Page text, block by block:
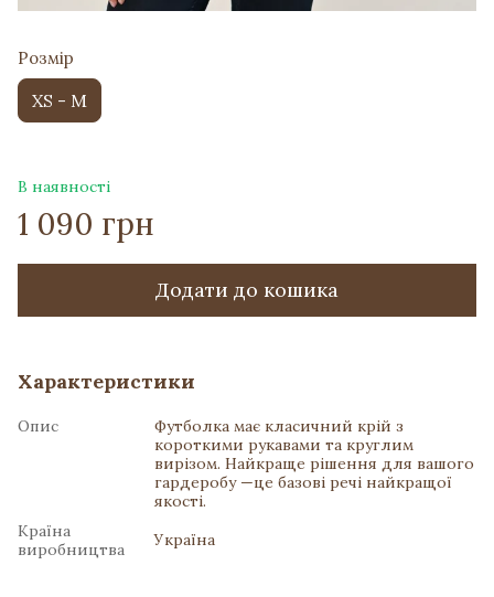
Розмір
XS - M
В наявності
1 090 грн
Додати до кошика
Характеристики
Опис
Футболка має класичний крій з
короткими рукавами та круглим
вирізом. Найкраще рішення для вашого
гардеробу —це базові речі найкращої
якості.
Країна
виробництва
Україна